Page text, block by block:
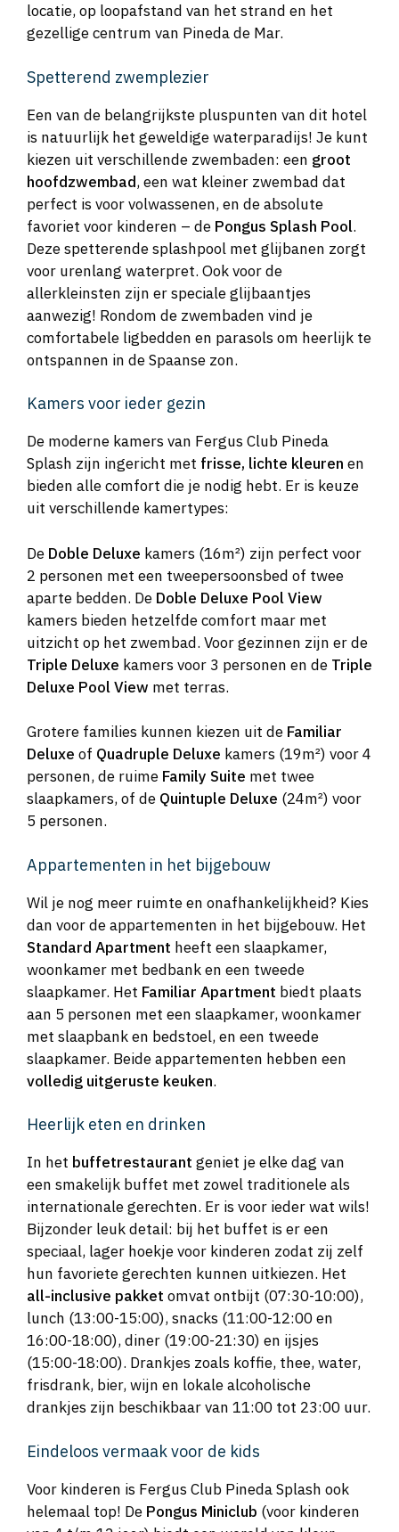
locatie, op loopafstand van het strand en het
gezellige centrum van Pineda de Mar.
Spetterend zwemplezier
Een van de belangrijkste pluspunten van dit hotel
is natuurlijk het geweldige waterparadijs! Je kunt
kiezen uit verschillende zwembaden: een groot
hoofdzwembad, een wat kleiner zwembad dat
perfect is voor volwassenen, en de absolute
favoriet voor kinderen – de Pongus Splash Pool.
Deze spetterende splashpool met glijbanen zorgt
voor urenlang waterpret. Ook voor de
allerkleinsten zijn er speciale glijbaantjes
aanwezig! Rondom de zwembaden vind je
comfortabele ligbedden en parasols om heerlijk te
ontspannen in de Spaanse zon.
Kamers voor ieder gezin
De moderne kamers van Fergus Club Pineda
Splash zijn ingericht met frisse, lichte kleuren en
bieden alle comfort die je nodig hebt. Er is keuze
uit verschillende kamertypes:
De Doble Deluxe kamers (16m²) zijn perfect voor
2 personen met een tweepersoonsbed of twee
aparte bedden. De Doble Deluxe Pool View
kamers bieden hetzelfde comfort maar met
uitzicht op het zwembad. Voor gezinnen zijn er de
Triple Deluxe kamers voor 3 personen en de Triple
Deluxe Pool View met terras.
Grotere families kunnen kiezen uit de Familiar
Deluxe of Quadruple Deluxe kamers (19m²) voor 4
personen, de ruime Family Suite met twee
slaapkamers, of de Quintuple Deluxe (24m²) voor
5 personen.
Appartementen in het bijgebouw
Wil je nog meer ruimte en onafhankelijkheid? Kies
dan voor de appartementen in het bijgebouw. Het
Standard Apartment heeft een slaapkamer,
woonkamer met bedbank en een tweede
slaapkamer. Het Familiar Apartment biedt plaats
aan 5 personen met een slaapkamer, woonkamer
met slaapbank en bedstoel, en een tweede
slaapkamer. Beide appartementen hebben een
volledig uitgeruste keuken.
Heerlijk eten en drinken
In het buffetrestaurant geniet je elke dag van
een smakelijk buffet met zowel traditionele als
internationale gerechten. Er is voor ieder wat wils!
Bijzonder leuk detail: bij het buffet is er een
speciaal, lager hoekje voor kinderen zodat zij zelf
hun favoriete gerechten kunnen uitkiezen. Het
all-inclusive pakket omvat ontbijt (07:30-10:00),
lunch (13:00-15:00), snacks (11:00-12:00 en
16:00-18:00), diner (19:00-21:30) en ijsjes
(15:00-18:00). Drankjes zoals koffie, thee, water,
frisdrank, bier, wijn en lokale alcoholische
drankjes zijn beschikbaar van 11:00 tot 23:00 uur.
Eindeloos vermaak voor de kids
Voor kinderen is Fergus Club Pineda Splash ook
helemaal top! De Pongus Miniclub (voor kinderen